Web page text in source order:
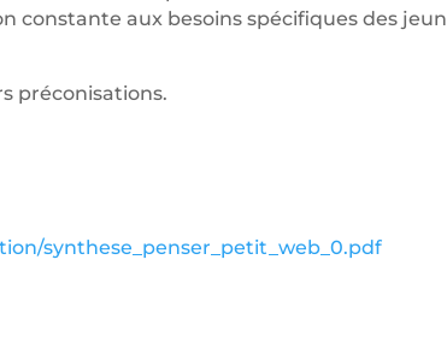
constante aux besoins spécifiques des
préconisations.
synthese_penser_petit_web_0.pdf